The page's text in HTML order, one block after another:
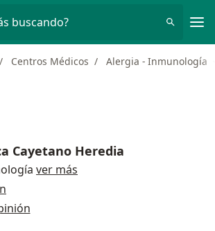
buscando?
Centros Médicos Alergia - Inmunología
Cayetano Heredia
ver más